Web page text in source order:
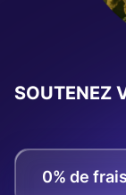
SOUTENEZ
0% de frais